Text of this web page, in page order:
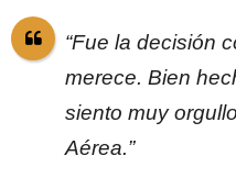
“Fue la decisión
merece. Bien
siento muy
Aérea.”